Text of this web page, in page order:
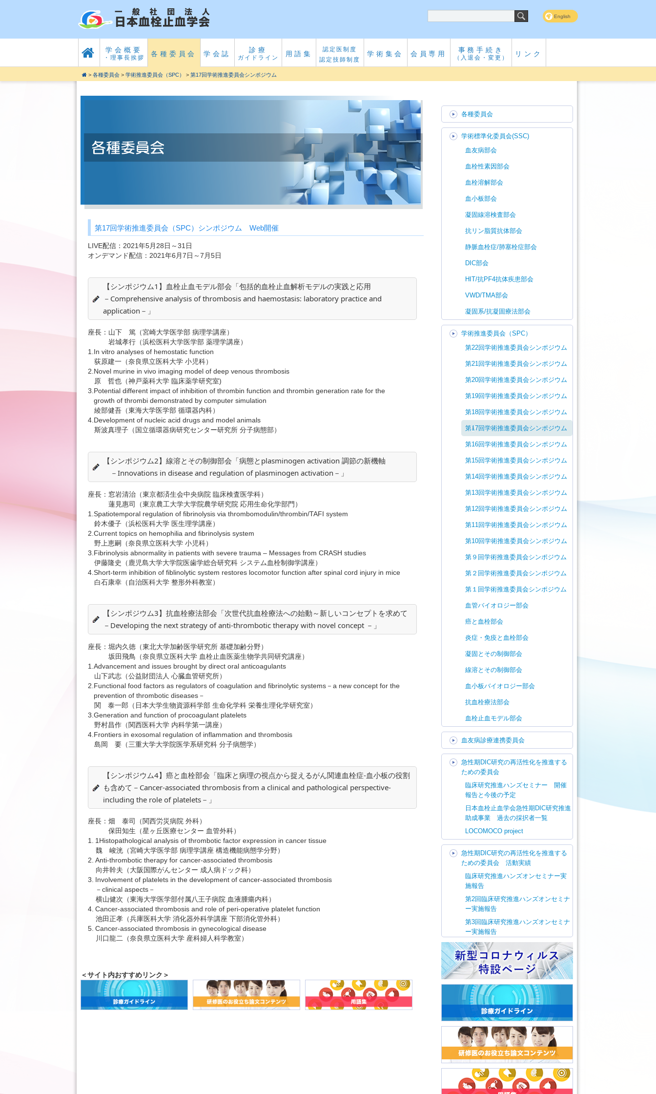
English
学会概要
・理事長挨拶 各種委員会 学会誌 診療
ガイドライン 用語集
認定医制度
認定技師制度
学術集会 会員専用 事務手続き
（入退会・変更） リンク
> 各種委員会 > 学術推進委員会（SPC） > 第17回学術推進委員会シンポジウム
第17回学術推進委員会（SPC）シンポジウム Web開催
LIVE配信：2021年5月28日～31日
オンデマンド配信：2021年6月7日～7月5日
【シンポジウム1】血栓止血モデル部会「包括的血栓止血解析モデルの実践と応用
－Comprehensive analysis of thrombosis and haemostasis: laboratory practice and
application－」
座長： 山下 篤（宮崎大学医学部 病理学講座）
岩城孝行（浜松医科大学医学部 薬理学講座）
1. In vitro analyses of hemostatic function
荻原建一（奈良県立医科大学 小児科）
2. Novel murine in vivo imaging model of deep venous thrombosis
原 哲也（神戸薬科大学 臨床薬学研究室)
3. Potential different impact of inhibition of thrombin function and thrombin generation rate for the
growth of thrombi demonstrated by computer simulation
綾部健吾（東海大学医学部 循環器内科）
4. Development of nucleic acid drugs and model animals
斯波真理子（国立循環器病研究センター研究所 分子病態部）
【シンポジウム2】線溶とその制御部会「病態とplasminogen activation 調節の新機軸
－Innovations in disease and regulation of plasminogen activation－」
座長： 窓岩清治（東京都済生会中央病院 臨床検査医学科）
蓮見惠司（東京農工大学大学院農学研究院 応用生命化学部門）
1. Spatiotemporal regulation of fibrinolysis via thrombomodulin/thrombin/TAFI system
鈴木優子（浜松医科大学 医生理学講座）
2. Current topics on hemophilia and fibrinolysis system
野上恵嗣（奈良県立医科大学 小児科）
3. Fibrinolysis abnormality in patients with severe trauma – Messages from CRASH studies
伊藤隆史（鹿児島大学大学院医歯学総合研究科 システム血栓制御学講座）
4. Short-term inhibition of fiblinolytic system restores locomotor function after spinal cord injury in mice
白石康幸（自治医科大学 整形外科教室）
【シンポジウム3】抗血栓療法部会「次世代抗血栓療法への始動～新しいコンセプトを求めて
－Developing the next strategy of anti-thrombotic therapy with novel concept －」
座長： 堀内久徳（東北大学加齢医学研究所 基礎加齢分野）
坂田飛鳥（奈良県立医科大学 血栓止血医薬生物学共同研究講座）
1. Advancement and issues brought by direct oral anticoagulants
山下武志（公益財団法人 心臓血管研究所）
2. Functional food factors as regulators of coagulation and fibrinolytic systems－a new concept for the
prevention of thrombotic diseases－
関 泰一郎（日本大学生物資源科学部 生命化学科 栄養生理化学研究室）
3. Generation and function of procoagulant platelets
野村昌作（関西医科大学 内科学第一講座）
4. Frontiers in exosomal regulation of inflammation and thrombosis
島岡 要（三重大学大学院医学系研究科 分子病態学）
【シンポジウム4】癌と血栓部会「臨床と病理の視点から捉えるがん関連血栓症-血小板の役割
も含めて－Cancer-associated thrombosis from a clinical and pathological perspective-
including the role of platelets－」
座長： 畑 泰司（関西労災病院 外科）
保田知生（星ヶ丘医療センター 血管外科）
1.
1Histopathological analysis of thrombotic factor expression in cancer tissue
魏 峻洸（宮崎大学医学部 病理学講座 構造機能病態学分野）
2. Anti-thrombotic therapy for cancer-associated thrombosis
向井幹夫（大阪国際がんセンター 成人病ドック科）
3. Involvement of platelets in the development of cancer-associated thrombosis
－clinical aspects－
横山健次（東海大学医学部付属八王子病院 血液腫瘍内科）
4. Cancer-associated thrombosis and role of peri-operative platelet function
池田正孝（兵庫医科大学 消化器外科学講座 下部消化管外科）
5. Cancer-associated thrombosis in gynecological disease
川口龍二（奈良県立医科大学 産科婦人科学教室）
＜サイト内おすすめリンク＞
各種委員会
学術標準化委員会(SSC)
血友病部会
血栓性素因部会
血栓溶解部会
血小板部会
凝固線溶検査部会
抗リン脂質抗体部会
静脈血栓症/肺塞栓症部会
DIC部会
HIT/抗PF4抗体疾患部会
VWD/TMA部会
凝固系/抗凝固療法部会
学術推進委員会（SPC）
第22回学術推進委員会シンポジウム
第21回学術推進委員会シンポジウム
第20回学術推進委員会シンポジウム
第19回学術推進委員会シンポジウム
第18回学術推進委員会シンポジウム
第17回学術推進委員会シンポジウム
第16回学術推進委員会シンポジウム
第15回学術推進委員会シンポジウム
第14回学術推進委員会シンポジウム
第13回学術推進委員会シンポジウム
第12回学術推進委員会シンポジウム
第11回学術推進委員会シンポジウム
第10回学術推進委員会シンポジウム
第９回学術推進委員会シンポジウム
第２回学術推進委員会シンポジウム
第１回学術推進委員会シンポジウム
血管バイオロジー部会
癌と血栓部会
炎症・免疫と血栓部会
凝固とその制御部会
線溶とその制御部会
血小板バイオロジー部会
抗血栓療法部会
血栓止血モデル部会
血友病診療連携委員会
急性期DIC研究の再活性化を推進する
ための委員会
臨床研究推進ハンズセミナー 開催
報告と今後の予定
日本血栓止血学会急性期DIC研究推進
助成事業 過去の採択者一覧
LOCOMOCO project
急性期DIC研究の再活性化を推進する
ための委員会 活動実績
臨床研究推進ハンズオンセミナー実
施報告
第2回臨床研究推進ハンズオンセミナ
ー実施報告
第3回臨床研究推進ハンズオンセミナ
ー実施報告